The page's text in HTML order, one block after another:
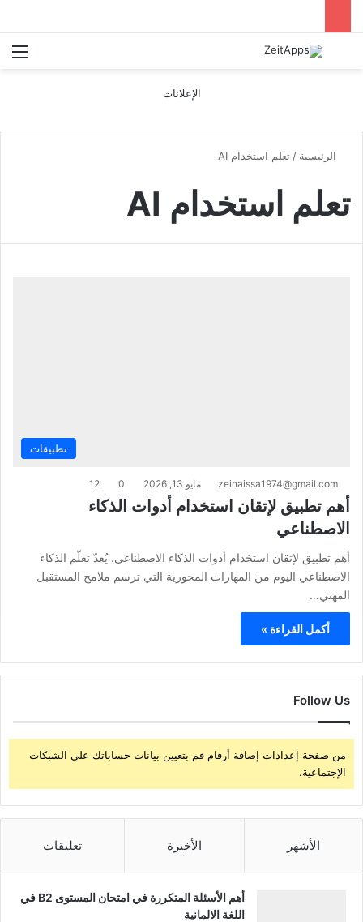
بحث عن
الإعلانات
الرئيسية / تعلم استخدام AI
تعلم استخدام AI
تطبيقات
zeinaissa1974@gmail.com مايو 13, 2026 0
12
أهم تطبيق لإتقان استخدام أدوات الذكاء
الاصطناعي
أهم تطبيق لإتقان استخدام أدوات الذكاء الاصطناعي. يُعدّ تعلّم الذكاء
الاصطناعي اليوم من المهارات المحورية التي ترسم ملامح المستقبل
المهني…
أكمل القراءة »
Follow Us
من صفحة إعدادات إضافة أرقام قم بتعيين بيانات حساباتك على الشبكات
الإجتماعية.
الأشهر الأخيرة تعليقات
أهم الأسئلة المتكررة في امتحان المستوى B2 في
اللغة الالمانية